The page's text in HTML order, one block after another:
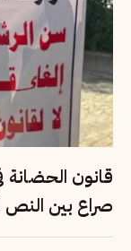
قانون
صراع بين النص